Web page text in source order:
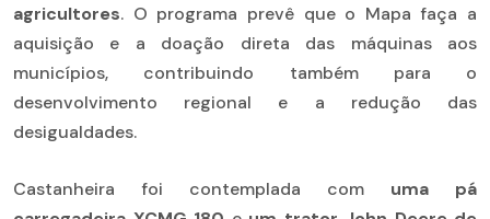
agricultores. O programa prevê que o Mapa faça a
aquisição e a doação direta das máquinas aos
municípios, contribuindo também para o
desenvolvimento regional e a redução das
desigualdades.
Castanheira foi contemplada com uma pá